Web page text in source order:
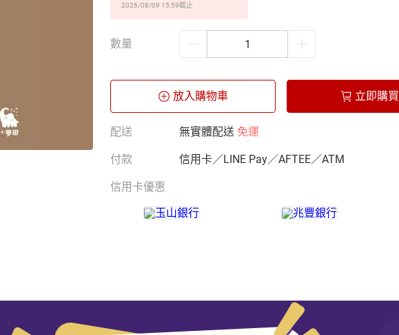
2026/08/09 15:59截止
數量
放入購物車 立即購買
配送 無實體配送 免運
付款 信用卡／LINE Pay／AFTEE／ATM
信用卡優惠